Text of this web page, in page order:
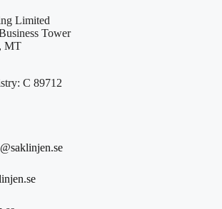
Limited
Tower
MT
C 89712